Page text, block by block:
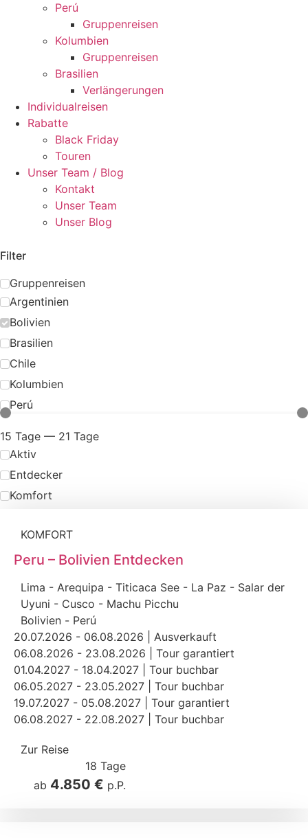
Perú
Gruppenreisen
Kolumbien
Gruppenreisen
Brasilien
Verlängerungen
Individualreisen
Rabatte
Black Friday
Touren
Unser Team / Blog
Kontakt
Unser Team
Unser Blog
Filter
Gruppenreisen
Argentinien
Bolivien
Brasilien
Chile
Kolumbien
Perú
15 Tage — 21 Tage
Aktiv
Entdecker
Komfort
KOMFORT
Peru – Bolivien Entdecken
Lima - Arequipa - Titicaca See - La Paz - Salar der
Uyuni - Cusco - Machu Picchu
Bolivien - Perú
20.07.2026 - 06.08.2026 | Ausverkauft
06.08.2026 - 23.08.2026 | Tour garantiert
01.04.2027 - 18.04.2027 | Tour buchbar
06.05.2027 - 23.05.2027 | Tour buchbar
19.07.2027 - 05.08.2027 | Tour garantiert
06.08.2027 - 22.08.2027 | Tour buchbar
Zur Reise
18 Tage
ab 4.850 € p.P.